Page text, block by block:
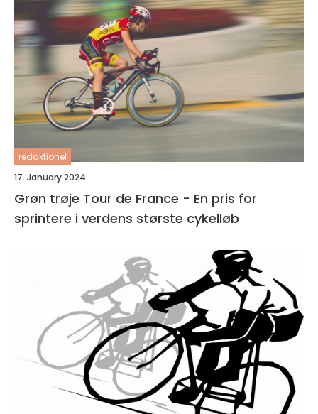
redaktionel
17. January 2024
Grøn trøje Tour de France - En pris for
sprintere i verdens største cykelløb